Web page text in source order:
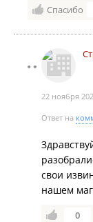
Спасибо
22 ноября
Ответ на
свои
нашем
0